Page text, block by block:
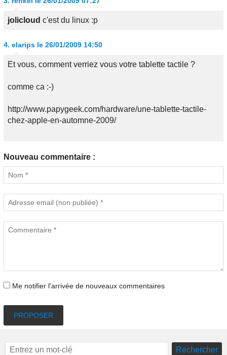
jolicloud c'est du linux :p
4. elarips le 26/01/2009 14:50
Et vous, comment verriez vous votre tablette tactile ?
comme ca :-)
http://www.papygeek.com/hardware/une-tablette-tactile-
chez-apple-en-automne-2009/
Nouveau commentaire :
Me notifier l'arrivée de nouveaux commentaires
PROPOSER
Rechercher